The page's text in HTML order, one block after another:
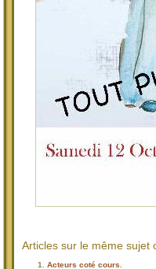
Articles sur le même sujet
Acteurs coté cours.